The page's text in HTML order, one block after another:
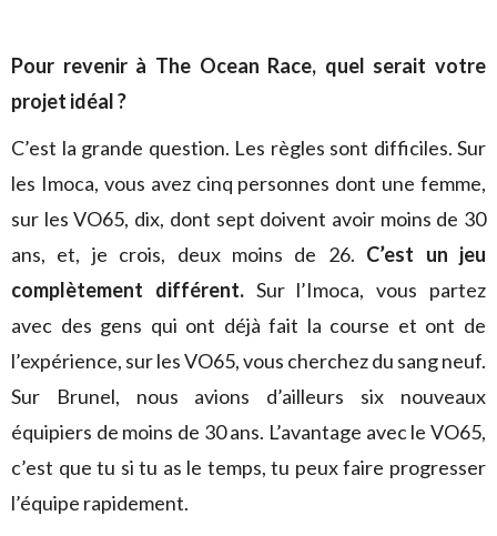
Pour revenir à The Ocean Race, quel serait votre
projet idéal ?
C’est la grande question. Les règles sont difficiles. Sur
les Imoca, vous avez cinq personnes dont une femme,
sur les VO65, dix, dont sept doivent avoir moins de 30
ans, et, je crois, deux moins de 26. C’est un jeu
complètement différent.Sur l’Imoca, vous partez
avec des gens qui ont déjà fait la course et ont de
l’expérience, sur les VO65, vous cherchez du sang neuf.
Sur Brunel, nous avions d’ailleurs six nouveaux
équipiers de moins de 30 ans. L’avantage avec le VO65,
c’est que tu si tu as le temps, tu peux faire progresser
l’équipe rapidement.